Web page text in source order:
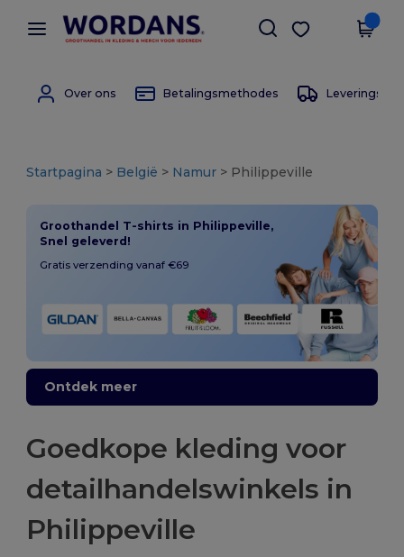
× Wordans-app
Betere prijzen in de app!
Download app
Over ons Betalingsmethodes Leverings
Startpagina > België > Namur > Philippeville
Groothandel T-shirts in Philippeville,
Snel geleverd!
Gratis verzending vanaf €69
Ontdek meer
Goedkope kleding voor
detailhandelswinkels in
Philippeville